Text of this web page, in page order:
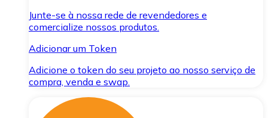
Junte-se à nossa rede de revendedores e
comercialize nossos produtos.
Adicionar um Token
Adicione o token do seu projeto ao nosso serviço de
compra, venda e swap.